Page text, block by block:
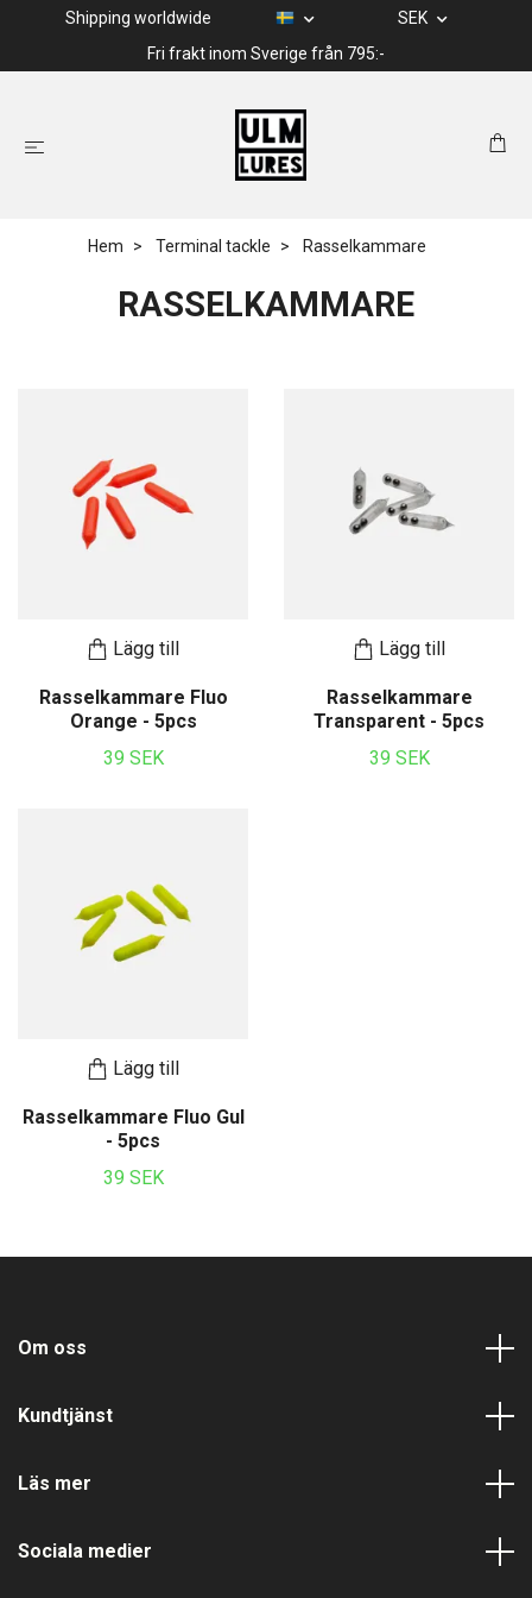
Shipping worldwide
SEK
Fri frakt inom Sverige från 795:-
Hem Terminal tackle Rasselkammare
RASSELKAMMARE
Lägg till
Rasselkammare Fluo
Orange - 5pcs
39 SEK
Lägg till
Rasselkammare
Transparent - 5pcs
39 SEK
Lägg till
Rasselkammare Fluo Gul
- 5pcs
39 SEK
Om oss
Kundtjänst
Läs mer
Sociala medier